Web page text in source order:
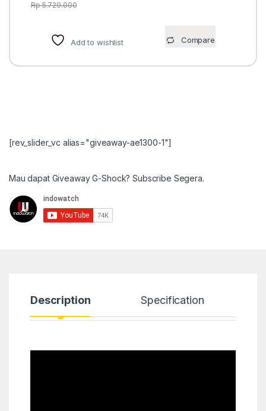
Rp5.729.000
Add to wishlist Compare
[rev_slider_vc alias="giveaway-ae1300-1"]
Mau dapat Giveaway G-Shock? Subscribe Segera.
Description Specification